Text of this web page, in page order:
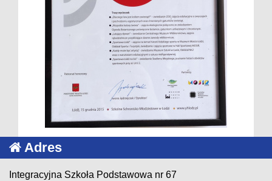
Adres
Integracyjna Szkoła Podstawowa nr 67